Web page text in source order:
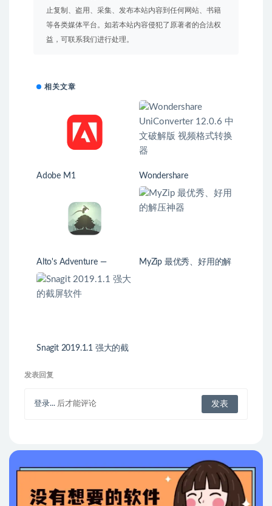
止复制、盗用、采集、发布本站内容到任何网站、书籍
等各类媒体平台。如若本站内容侵犯了原著者的合法权
益，可联系我们进行处理。
相关文章
Adobe M1
Wondershare
UniConverter 12.0.6 中文
破解版 视频格式转换器
Alto's Adventure —
Remastered
MyZip 最优秀、好用的解
Snagit 2019.1.1 强大的截
发表回复
登录... 后才能评论